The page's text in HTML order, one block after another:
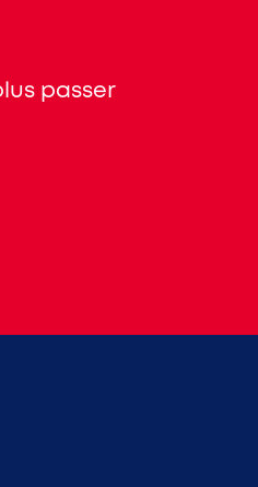
passer